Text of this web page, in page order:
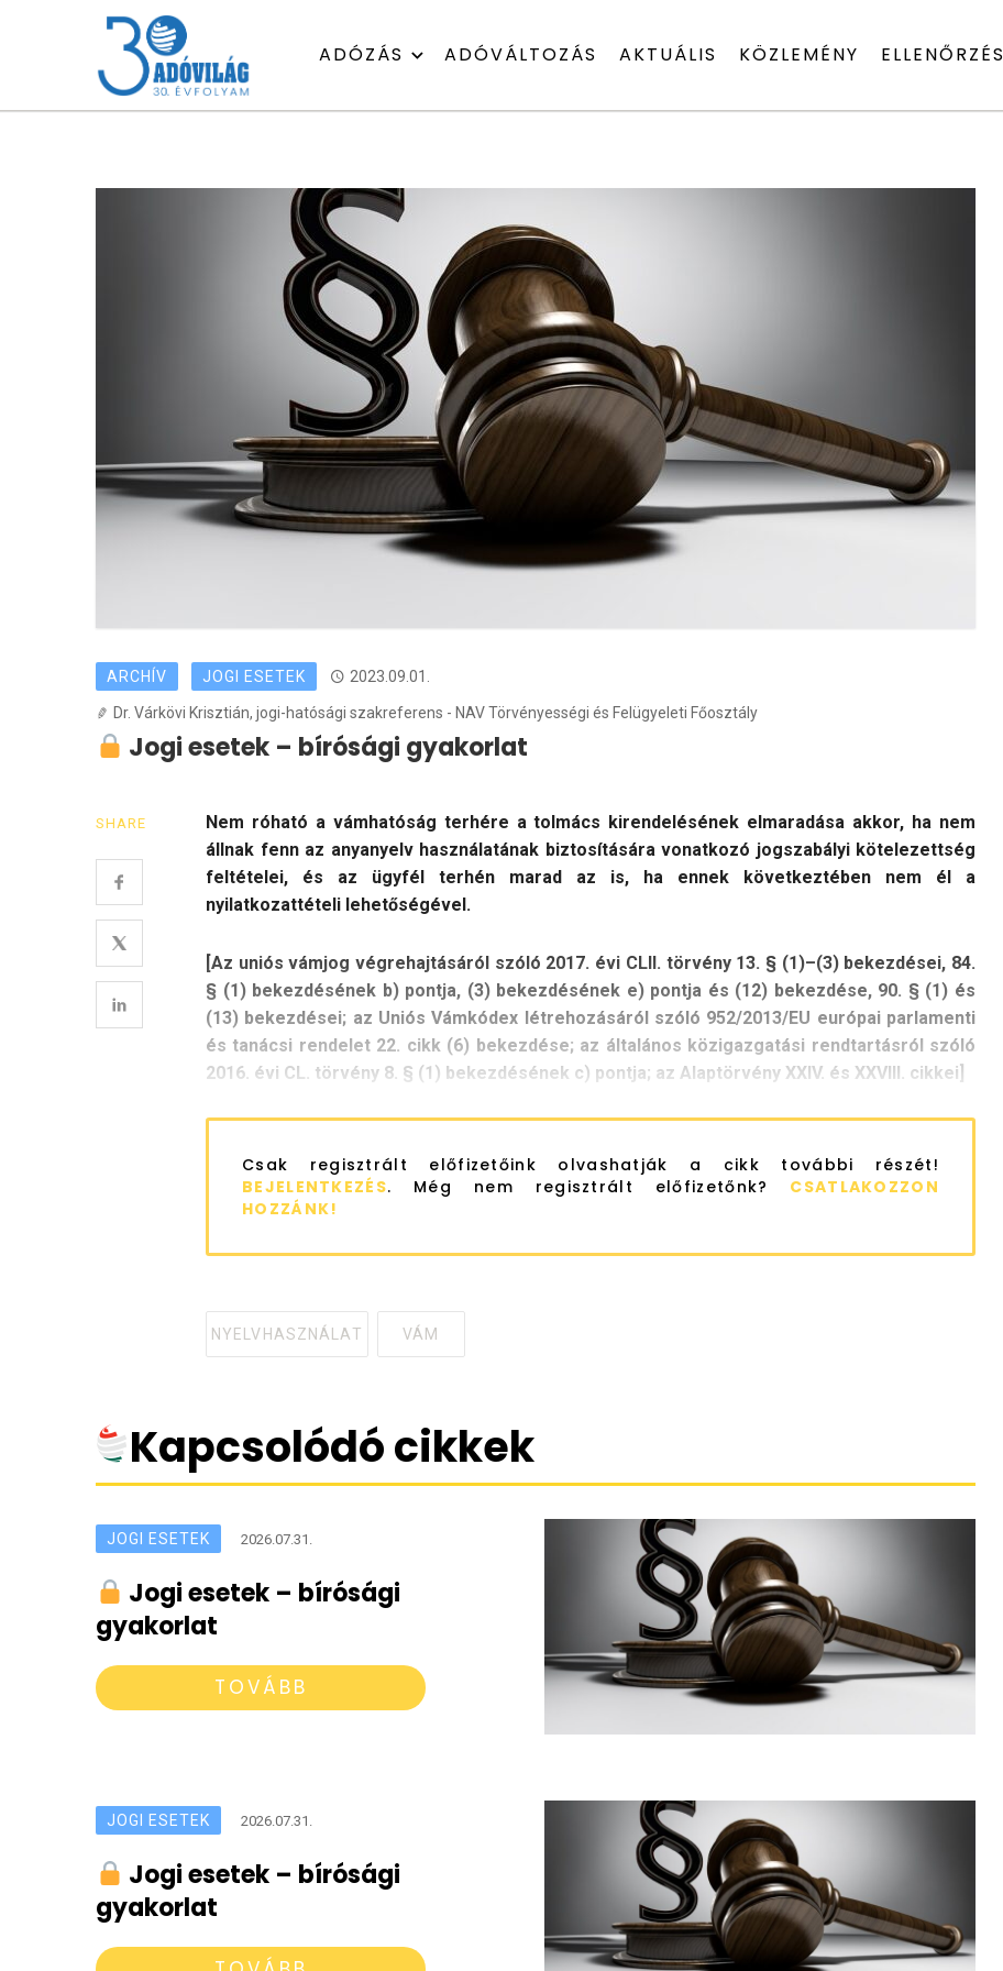
ADÓZÁS ADÓVÁLTOZÁS AKTUÁLIS KÖZLEMÉNY ELLENŐRZÉS
ARCHÍV JOGI ESETEK 2023.09.01.
Dr. Várkövi Krisztián, jogi-hatósági szakreferens - NAV Törvényességi és Felügyeleti Főosztály
Jogi esetek – bírósági gyakorlat
SHARE
Nem róható a vámhatóság terhére a tolmács kirendelésének elmaradása akkor, ha nem
állnak fenn az anyanyelv használatának biztosítására vonatkozó jogszabályi kötelezettség
feltételei, és az ügyfél terhén marad az is, ha ennek következtében nem él a
nyilatkozattételi lehetőségével.
[Az uniós vámjog végrehajtásáról szóló 2017. évi CLII. törvény 13. § (1)–(3) bekezdései, 84.
§ (1) bekezdésének b) pontja, (3) bekezdésének e) pontja és (12) bekezdése, 90. § (1) és
(13) bekezdései; az Uniós Vámkódex létrehozásáról szóló 952/2013/EU európai parlamenti
és tanácsi rendelet 22. cikk (6) bekezdése; az általános közigazgatási rendtartásról szóló
2016. évi CL. törvény 8. § (1) bekezdésének c) pontja; az Alaptörvény XXIV. és XXVIII. cikkei]
Csak regisztrált előfizetőink olvashatják a cikk további részét!
BEJELENTKEZÉS. Még nem regisztrált előfizetőnk? CSATLAKOZZON
HOZZÁNK!
Tagged
NYELVHASZNÁLAT VÁM
Kapcsolódó cikkek
JOGI ESETEK 2026.07.31.
Jogi esetek – bírósági
gyakorlat
TOVÁBB
JOGI ESETEK 2026.07.31.
Jogi esetek – bírósági
gyakorlat